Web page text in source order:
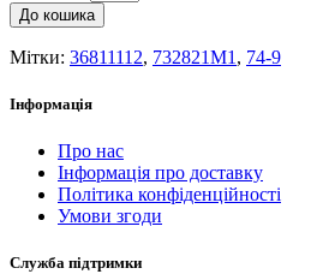
До кошика
Мітки: 36811112, 732821M1 , 74-9
Інформація
Про нас
Інформація про доставку
Політика конфіденційності
Умови згоди
Служба підтримки